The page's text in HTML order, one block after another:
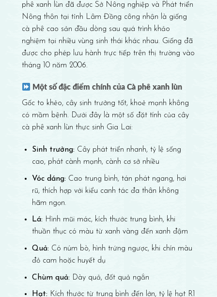
phê xanh lùn đã được Sở Nông nghiệp và Phát triển
Nông thôn tại tỉnh Lâm Đồng công nhận là giống
cà phê cao sản đầu dòng sau quá trình khảo
nghiệm tại nhiều vùng sinh thái khác nhau. Giống đã
được cho phép lưu hành trực tiếp trên thị trường vào
tháng 10 năm 2006.
Một số đặc điểm chính của Cà phê xanh lùn
Gốc to khẻo, cây sinh trưởng tốt, khoẻ mạnh không
có mầm bệnh. Dưới đây là một số đặt tính của cây
cà phê xanh lùn thực sinh Gia Lai:
Sinh trưởng: Cây phát triển nhanh, tỷ lệ sống
cao, phát cành mạnh, cành cơ sở nhiều
Vóc dáng: Cao trung bình, tán phát ngang, hơi
rũ, thích hợp với kiểu canh tác đa thân không
hãm ngọn.
Lá: Hình mũi mác, kích thước trung bình, khi
thuần thục có màu từ xanh vàng đến xanh đậm
Quả: Có núm bò, hình trứng ngược, khi chín màu
đỏ cam hoặc huyết dụ
Chùm quả: Dày quả, đốt quả ngắn
Hạt: Kích thước từ trung bình đến lớn, tỷ lệ hạt R1